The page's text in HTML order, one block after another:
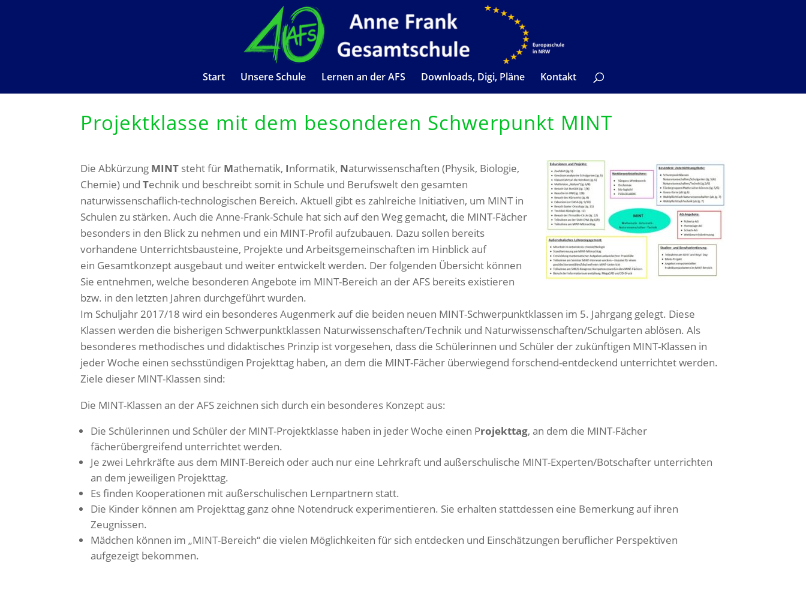
Start Unsere Schule Lernen an der AFS Downloads, Digi, Pläne Kontakt
Projektklasse mit dem besonderen Schwerpunkt MINT
Die Abkürzung MINT steht für Mathematik, Informatik, Naturwissenschaften (Physik, Biologie,
Chemie) undTechnik und beschreibt somit in Schule und Berufswelt den gesamten
naturwissenschaflich-technologischen Bereich. Aktuell gibt es zahlreiche Initiativen, um MINT in
Schulen zu stärken. Auch die Anne-Frank-Schule hat sich auf den Weg gemacht, die MINT-Fächer
besonders in den Blick zu nehmen und ein MINT-Profil aufzubauen. Dazu sollen bereits
vorhandene Unterrichtsbausteine, Projekte und Arbeitsgemeinschaften im Hinblick auf
ein Gesamtkonzept ausgebaut und weiter entwickelt werden. Der folgenden Übersicht können
Sie entnehmen, welche besonderen Angebote im MINT-Bereich an der AFS bereits existieren
bzw. in den letzten Jahren durchgeführt wurden.
Im Schuljahr 2017/18 wird ein besonderes Augenmerk auf die beiden neuen MINT-Schwerpunktklassen im 5. Jahrgang gelegt. Diese
Klassen werden die bisherigen Schwerpunktklassen Naturwissenschaften/Technik und Naturwissenschaften/Schulgarten ablösen. Als
besonderes methodisches und didaktisches Prinzip ist vorgesehen, dass die Schülerinnen und Schüler der zukünftigen MINT-Klassen in
jeder Woche einen sechsstündigen Projekttag haben, an dem die MINT-Fächer überwiegend forschend-entdeckend unterrichtet werden.
Ziele dieser MINT-Klassen sind:
Die MINT-Klassen an der AFS zeichnen sich durch ein besonderes Konzept aus:
Die Schülerinnen und Schüler der MINT-Projektklasse haben in jeder Woche einen Projekttag, an dem die MINT-Fächer
fächerübergreifend unterrichtet werden.
Je zwei Lehrkräfte aus dem MINT-Bereich oder auch nur eine Lehrkraft und außerschulische MINT-Experten/Botschafter unterrichten
an dem jeweiligen Projekttag.
Es finden Kooperationen mit außerschulischen Lernpartnern statt.
Die Kinder können am Projekttag ganz ohne Notendruck experimentieren. Sie erhalten stattdessen eine Bemerkung auf ihren
Zeugnissen.
Mädchen können im „MINT-Bereich“ die vielen Möglichkeiten für sich entdecken und Einschätzungen beruflicher Perspektiven
aufgezeigt bekommen.